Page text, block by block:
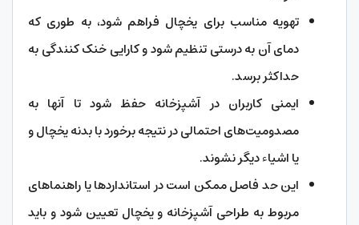
تهویه مناسب برای یخچال فراهم شود، به طوری که
دمای آن به درستی تنظیم شود و کارایی خنک کنندگی به
حداکثر برسد.
ایمنی کاربران در آشپزخانه حفظ شود تا آنها به
مصدومیت‌های احتمالی در نتیجه برخورد با بدنه یخچال و
یا اشیاء دیگر نشوند.
این حد فاصل ممکن است در استانداردها یا راهنماهای
مربوط به طراحی آشپزخانه و یخچال تعیین شود و باید